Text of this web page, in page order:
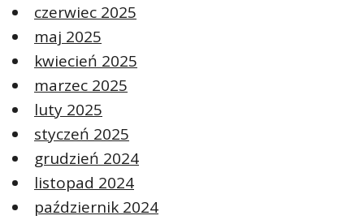
czerwiec 2025
maj 2025
kwiecień 2025
marzec 2025
luty 2025
styczeń 2025
grudzień 2024
listopad 2024
październik 2024